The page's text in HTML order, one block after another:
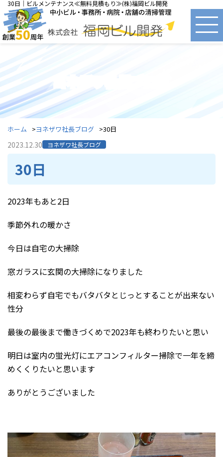
30日｜ビルメンテナンス≪無料見積もり≫(株)福岡ビル開発
ヨネザワ社長ブログ
ホーム ヨネザワ社長ブログ 30日
2023.12.30 ヨネザワ社長ブログ
30日
2023年もあと2日
季節外れの暖かさ
今日は自宅の大掃除
窓ガラスに玄関の大掃除になりました
相変わらず自宅でもバタバタとじっとすることが出来ない
性分
最後の最後まで働きづくめで2023年も終わりたいと思い
明日は室内の蛍光灯にエアコンフィルター掃除で一年を締
めくくりたいと思います
ありがとうございました